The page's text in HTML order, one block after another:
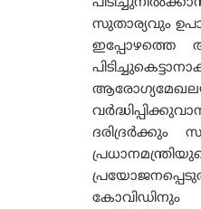
സുതാര്യവും
ഇപ്പോഴത്തെ
ദരിദ്രർക്കും